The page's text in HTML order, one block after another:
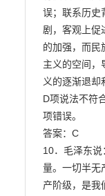
误；联系历史
剧，客观上促
的加强，而民
主义的空间，
义的逐渐退却
D项说法不符
项错误。
答案：C
10．毛泽东说
量。一切半无
产阶级，是我